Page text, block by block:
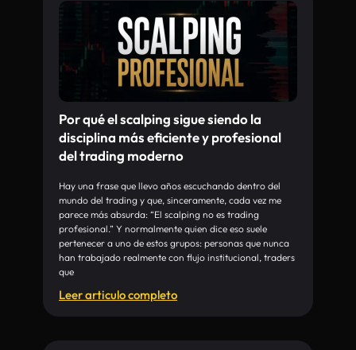
Por qué el scalping sigue siendo la
disciplina más eficiente y profesional
del trading moderno
Hay una frase que llevo años escuchando dentro del
mundo del trading y que, sinceramente, cada vez me
parece más absurda: “El scalping no es trading
profesional.” Y normalmente quien dice eso suele
pertenecer a uno de estos grupos: personas que nunca
han trabajado realmente con flujo institucional, traders
que
Leer articulo completo